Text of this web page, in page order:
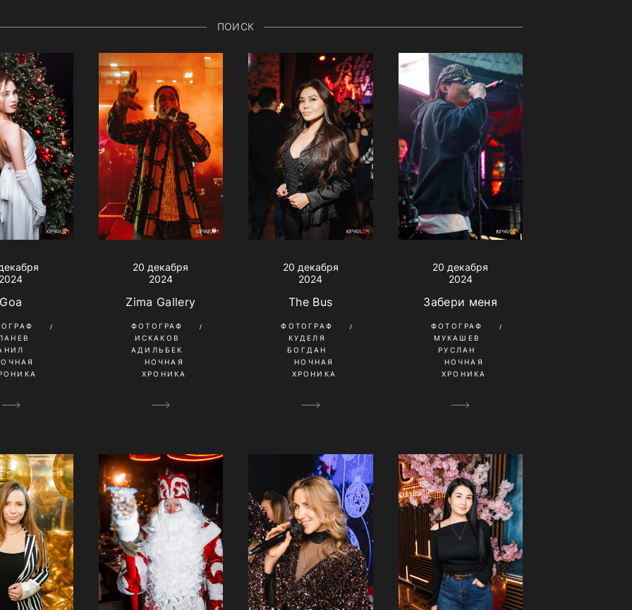
ПОИСК
Goa
20 декабря
2024
Zima Gallery
ФОТОГРАФ
ИСКАКОВ
АДИЛЬБЕК
НОЧНАЯ
ХРОНИКА
20 декабря
2024
The Bus
ФОТОГРАФ
КУДЕЛЯ
БОГДАН
НОЧНАЯ
ХРОНИКА
20 декабря
2024
Забери меня
ФОТОГРАФ
МУКАШЕВ
РУСЛАН
НОЧНАЯ
ХРОНИКА